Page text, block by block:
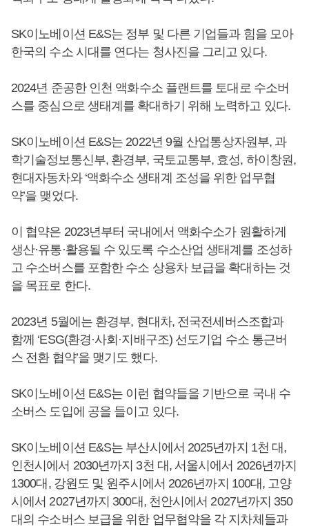
SK이노베이션 E&S는 정부 및 다른 기업들과 힘을 모아
한국의 수소 시대를 연다는 청사진을 그리고 있다.
2024년 준공한 인천 액화수소 플랜트를 토대로 수소버
스를 중심으로 생태계를 확대하기 위해 노력하고 있다.
SK이노베이션 E&S는 2022년 9월 산업통상자원부, 과
학기술정보통신부, 환경부, 국토교통부, 효성, 하이창원,
현대자동차와 ‘액화수소 생태계 조성을 위한 업무협
약’을 맺었다.
이 협약은 2023년부터 국내에서 액화수소가 원활하게
생산·유통·활용될 수 있도록 수소산업 생태계를 조성하
고 수소버스를 포함한 수소 상용차 보급을 확대하는 것
을 목표로 한다.
2023년 5월에는 환경부, 현대차, 전국전세버스조합과
함께 ‘ESG(환경·사회·지배구조) 선도기업 수소 통근버
스 전환 협약’을 맺기도 했다.
SK이노베이션 E&S는 이런 협약들을 기반으로 국내 수
소버스 도입에 공을 들이고 있다.
SK이노베이션 E&S는 부산시에서 2025년까지 1천 대,
인천시에서 2030년까지 3천 대, 서울시에서 2026년까지
1300대, 강원도 및 원주시에서 2026년까지 100대, 고양
시에서 2027년까지 300대, 천안시에서 2027년까지 350
대의 수소버스 보급을 위한 업무협약을 각 지차체들과